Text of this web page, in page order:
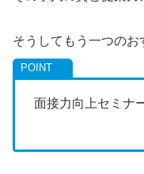
そうしてもう一つのお
面接力向上セミナ